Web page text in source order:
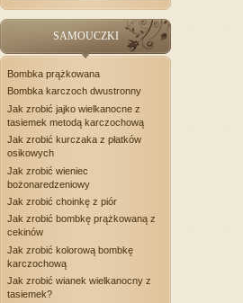
SAMOUCZKI
Bombka prążkowana
Bombka karczoch dwustronny
Jak zrobić jajko wielkanocne z
tasiemek metodą karczochową
Jak zrobić kurczaka z płatków
osikowych
Jak zrobić wieniec
bożonaredzeniowy
Jak zrobić choinkę z piór
Jak zrobić bombkę prążkowaną z
cekinów
Jak zrobić kolorową bombkę
karczochową
Jak zrobić wianek wielkanocny z
tasiemek?